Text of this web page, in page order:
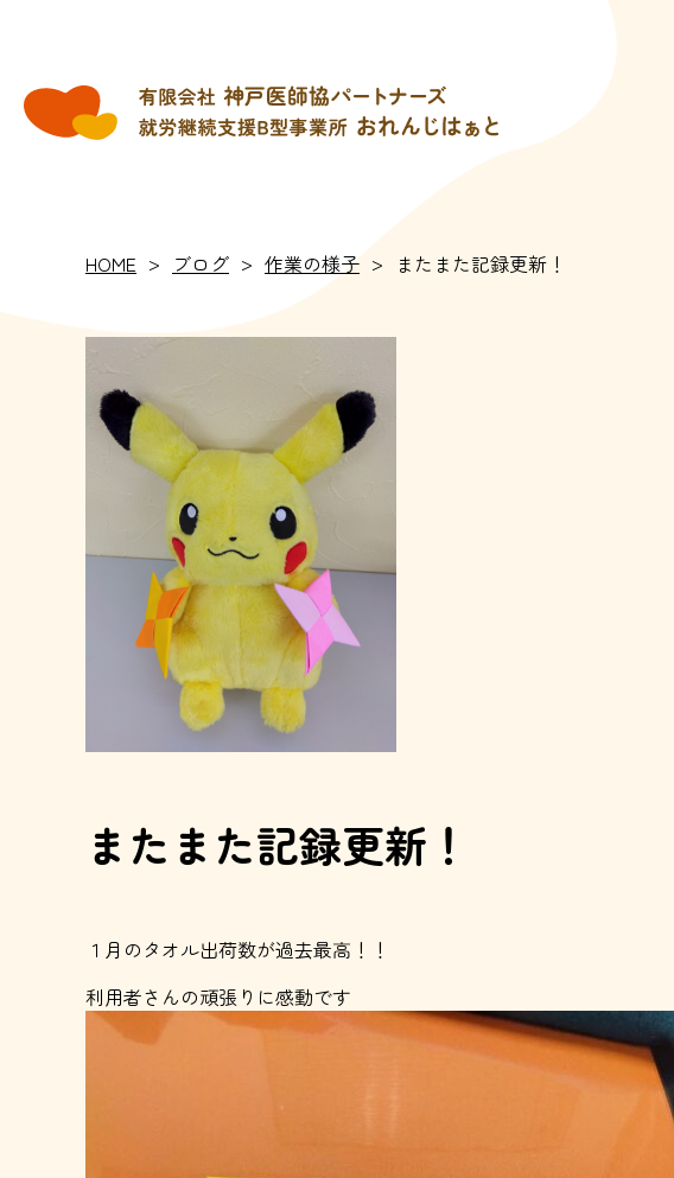
HOME > ブログ > 作業の様子 > またまた記録更新！
またまた記録更新！
１月のタオル出荷数が過去最高！！
利用者さんの頑張りに感動です